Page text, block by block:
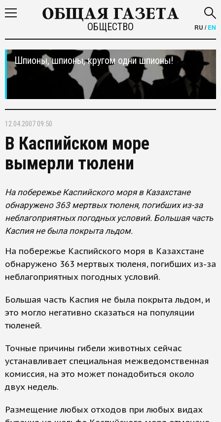
ОБЩЕСТВО RU /EN
Шпионы, шпионы, кругом одни шпионы!
12.04.2007 09:50
В Каспийском море
вымерли тюлени
На побережье Каспийского моря в Казахстане
обнаружено 363 мертвых тюленя, погибших из-за
неблагоприятных погодных условий. Большая часть
Каспия не была покрыта льдом.
На побережье Каспийского моря в Казахстане
обнаружено 363 мертвых тюленя, погибших из-за
неблагоприятных погодных условий.
Большая часть Каспия не была покрыта льдом, и
это могло негативно сказаться на популяции
тюленей.
Точные причины гибели животных сейчас
устанавливает специальная межведомственная
комиссия, на это может понадобиться около
двух недель.
Размещение любых отходов при любых видах